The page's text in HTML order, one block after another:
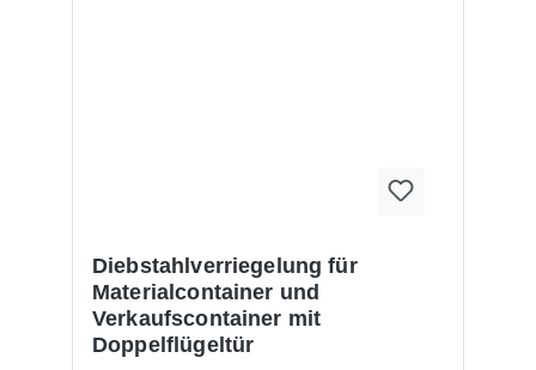
Diebstahlverriegelung für
Materialcontainer und
Verkaufscontainer mit
Doppelflügeltür